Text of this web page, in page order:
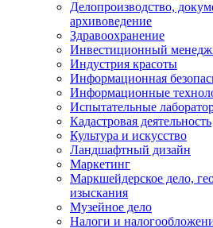
Делопроизводство,
архивоведение
Здравоохранение
Инвестиционный
Индустрия красоты
Информационная
Информационные
Испытательные
Кадастровая деятельность
Культура и искусство
Ландшафтный дизайн
Маркетинг
Маркшейдерское дело,
изыскания
Музейное дело
Налоги и